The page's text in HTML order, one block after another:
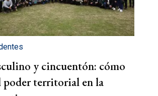
y cincuentón: cómo
poder territorial en la